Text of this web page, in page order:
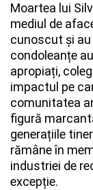
Moartea lui
mediul de
cunoscut și
condoleanțe
apropiați,
impactul pe
comunitatea
figură
generațiile
rămâne în
industriei de
excepție.